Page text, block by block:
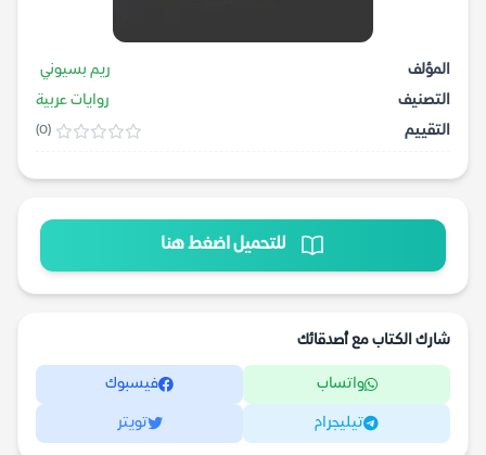
المؤلف
ريم بسيوني
التصنيف
روايات عربية
التقييم
(0)
للتحميل اضغط هنا
شارك الكتاب مع أصدقائك
واتساب فيسبوك
تيليجرام تويتر